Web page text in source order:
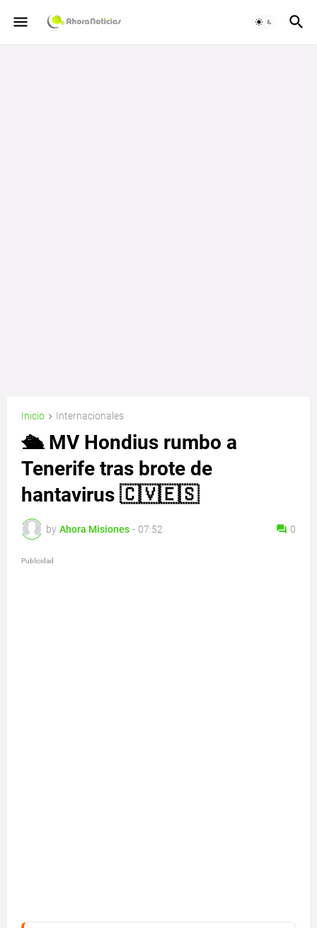
Inicio Internacionales
🛳️ MV Hondius rumbo a
Tenerife tras brote de
hantavirus 🇨🇻🇪🇸
by Ahora Misiones - 07:52 0
Publicidad